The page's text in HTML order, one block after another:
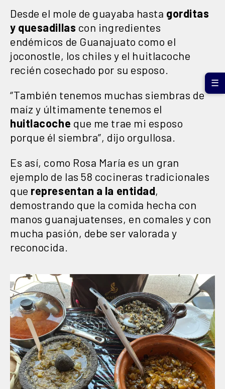
Desde el mole de guayaba hasta gorditas
y quesadillas con ingredientes
endémicos de Guanajuato como el
joconostle, los chiles y el huitlacoche
recién cosechado por su esposo.
“También tenemos muchas siembras de
maíz y últimamente tenemos el
huitlacoche que me trae mi esposo
porque él siembra”, dijo orgullosa.
Es así, como Rosa María es un gran
ejemplo de las 58 cocineras tradicionales
que representan a la entidad,
demostrando que la comida hecha con
manos guanajuatenses, en comales y con
mucha pasión, debe ser valorada y
reconocida.
☰